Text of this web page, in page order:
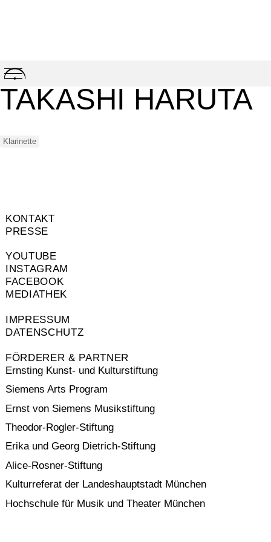
Skip
to
content
TAKASHI HARUTA
Klarinette
KONTAKT
PRESSE
YOUTUBE
INSTAGRAM
FACEBOOK
MEDIATHEK
IMPRESSUM
DATENSCHUTZ
FÖRDERER & PARTNER
Ernsting Kunst- und Kulturstiftung
Siemens Arts Program
Ernst von Siemens Musikstiftung
Theodor-Rogler-Stiftung
Erika und Georg Dietrich-Stiftung
Alice-Rosner-Stiftung
Kulturreferat der Landeshauptstadt München
Hochschule für Musik und Theater München